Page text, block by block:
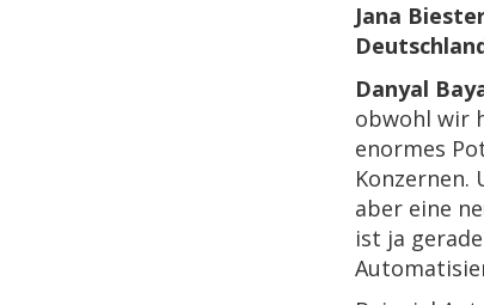
Jana
Danyal
obwohl wir
enormes
Konzernen.
aber eine
ist ja